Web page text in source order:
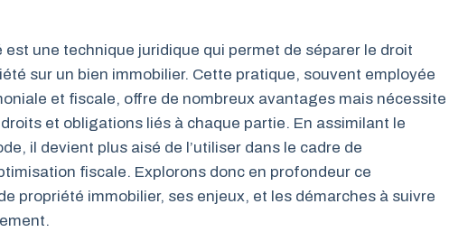
une technique juridique qui permet de séparer le droit
sur un bien immobilier. Cette pratique, souvent employée
et fiscale, offre de nombreux avantages mais nécessite
et obligations liés à chaque partie. En assimilant le
il devient plus aisé de l’utiliser dans le cadre de
fiscale. Explorons donc en profondeur ce
propriété immobilier, ses enjeux, et les démarches à suivre